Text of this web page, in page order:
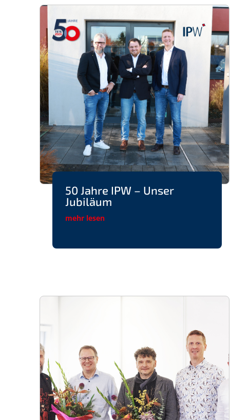
50 Jahre IPW – Unser
Jubiläum
mehr lesen